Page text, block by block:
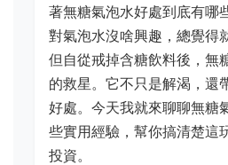
著無糖氣泡水好處到底有哪
對氣泡水沒啥興趣，總覺得
但自從戒掉含糖飲料後，無
的救星。它不只是解渴，還
好處。今天我就來聊聊無糖
些實用經驗，幫你搞清楚這
投資。